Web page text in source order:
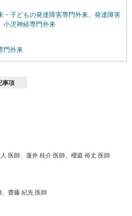
・子どもの発達障害専門外来
発達障害
小児神経専門外来
門外来
事項
医師、蓮井 桂介 医師、櫻庭 裕丈 医師
、齋藤 紀先 医師